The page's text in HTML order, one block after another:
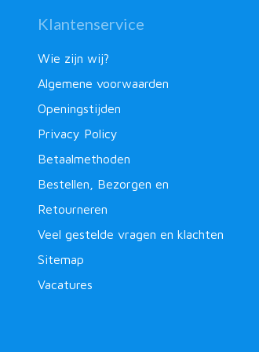
Klantenservice
Wie zijn wij?
Algemene voorwaarden
Openingstijden
Privacy Policy
Betaalmethoden
Bestellen, Bezorgen en
Retourneren
Veel gestelde vragen en klachten
Sitemap
Vacatures